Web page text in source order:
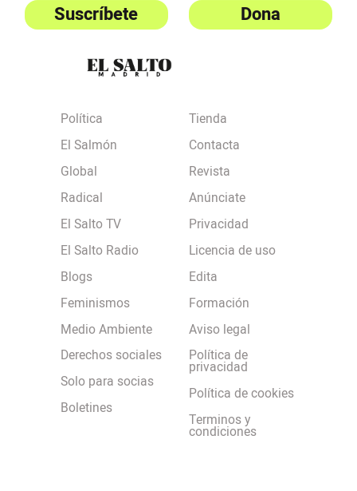
Suscríbete Dona
Política
El Salmón
Global
Radical
El Salto TV
El Salto Radio
Blogs
Feminismos
Medio Ambiente
Derechos sociales
Solo para socias
Boletines
Tienda
Contacta
Revista
Anúnciate
Privacidad
Licencia de uso
Edita
Formación
Aviso legal
Política de
privacidad
Política de cookies
Terminos y
condiciones